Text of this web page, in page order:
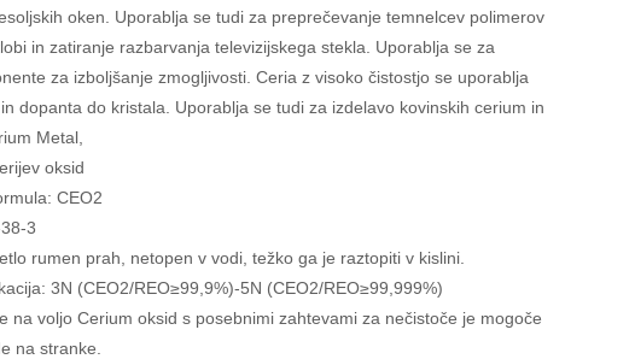
oken. Uporablja se tudi za preprečevanje temnelcev polimerov
in zatiranje razbarvanja televizijskega stekla. Uporablja se za
za izboljšanje zmogljivosti. Ceria z visoko čistostjo se uporablja
dopanta do kristala. Uporablja se tudi za izdelavo kovinskih cerium in
Metal,
oksid
CEO2
3
rumen prah, netopen v vodi, težko ga je raztopiti v kislini.
3N (CEO2/REO≥99,9%)-5N (CEO2/REO≥99,999%)
na voljo Cerium oksid s posebnimi zahtevami za nečistoče je mogoče
na stranke.